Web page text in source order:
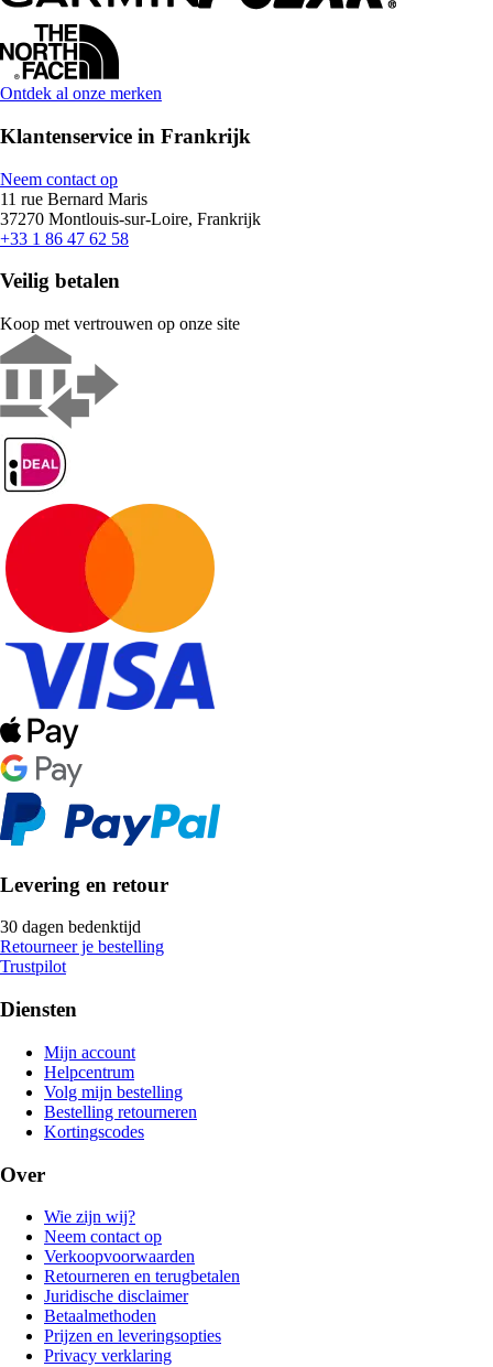
Ontdek al onze merken
Klantenservice in Frankrijk
Neem contact op
11 rue Bernard Maris
37270 Montlouis-sur-Loire, Frankrijk
+33 1 86 47 62 58
Veilig betalen
Koop met vertrouwen op onze site
Levering en retour
30 dagen bedenktijd
Retourneer je bestelling
Trustpilot
Diensten
Mijn account
Helpcentrum
Volg mijn bestelling
Bestelling retourneren
Kortingscodes
Over
Wie zijn wij?
Neem contact op
Verkoopvoorwaarden
Retourneren en terugbetalen
Juridische disclaimer
Betaalmethoden
Prijzen en leveringsopties
Privacy verklaring